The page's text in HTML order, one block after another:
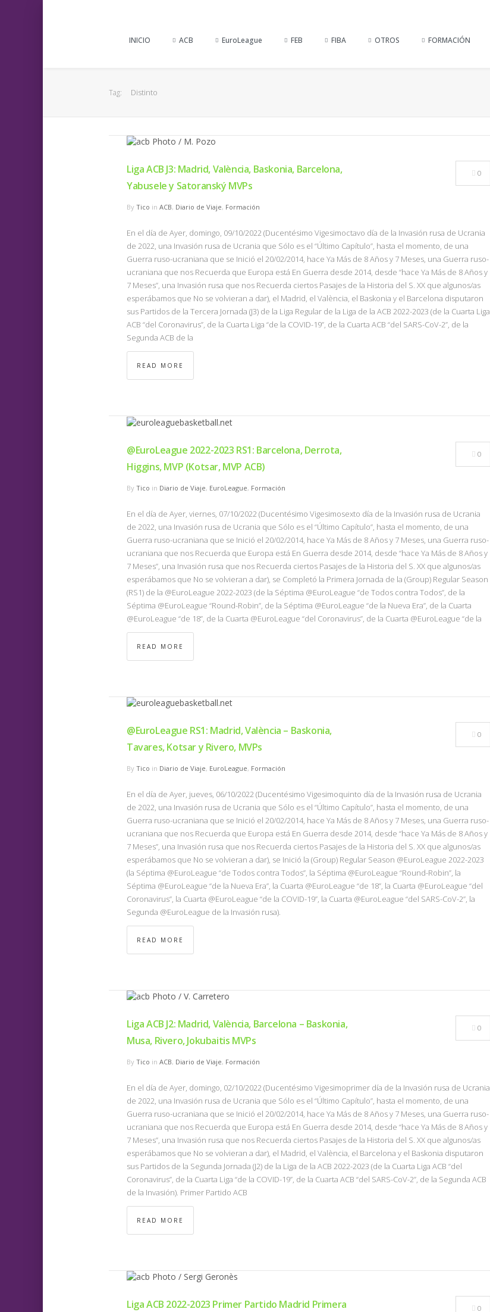
INICIO ACB EuroLeague FEB FIBA OTROS FORMACIÓN
Tag: Distinto
Liga ACB J3: Madrid, València, Baskonia, Barcelona,
Yabusele y Satoranský MVPs
By Tico in ACB, Diario de Viaje, Formación
0
En el día de Ayer, domingo, 09/10/2022 (Ducentésimo Vigesimoctavo día de la Invasión rusa de Ucrania
de 2022, una Invasión rusa de Ucrania que Sólo es el “Último Capítulo”, hasta el momento, de una
Guerra ruso-ucraniana que se Inició el 20/02/2014, hace Ya Más de 8 Años y 7 Meses, una Guerra ruso-
ucraniana que nos Recuerda que Europa está En Guerra desde 2014, desde “hace Ya Más de 8 Años y
7 Meses”, una Invasión rusa que nos Recuerda ciertos Pasajes de la Historia del S. XX que algunos/as
esperábamos que No se volvieran a dar), el Madrid, el València, el Baskonia y el Barcelona disputaron
sus Partidos de la Tercera Jornada (J3) de la Liga Regular de la Liga de la ACB 2022-2023 (de la Cuarta Liga
ACB “del Coronavirus”, de la Cuarta Liga “de la COVID-19”, de la Cuarta ACB “del SARS-CoV-2”, de la
Segunda ACB de la
READ MORE
@EuroLeague 2022-2023 RS1: Barcelona, Derrota,
Higgins, MVP (Kotsar, MVP ACB)
By Tico in Diario de Viaje, EuroLeague, Formación
0
En el día de Ayer, viernes, 07/10/2022 (Ducentésimo Vigesimosexto día de la Invasión rusa de Ucrania
de 2022, una Invasión rusa de Ucrania que Sólo es el “Último Capítulo”, hasta el momento, de una
Guerra ruso-ucraniana que se Inició el 20/02/2014, hace Ya Más de 8 Años y 7 Meses, una Guerra ruso-
ucraniana que nos Recuerda que Europa está En Guerra desde 2014, desde “hace Ya Más de 8 Años y
7 Meses”, una Invasión rusa que nos Recuerda ciertos Pasajes de la Historia del S. XX que algunos/as
esperábamos que No se volvieran a dar), se Completó la Primera Jornada de la (Group) Regular Season
(RS1) de la @EuroLeague 2022-2023 (de la Séptima @EuroLeague “de Todos contra Todos”, de la
Séptima @EuroLeague “Round-Robin”, de la Séptima @EuroLeague “de la Nueva Era”, de la Cuarta
@EuroLeague “de 18”, de la Cuarta @EuroLeague “del Coronavirus”, de la Cuarta @EuroLeague “de la
READ MORE
@EuroLeague RS1: Madrid, València – Baskonia,
Tavares, Kotsar y Rivero, MVPs
By Tico in Diario de Viaje, EuroLeague, Formación
0
En el día de Ayer, jueves, 06/10/2022 (Ducentésimo Vigesimoquinto día de la Invasión rusa de Ucrania
de 2022, una Invasión rusa de Ucrania que Sólo es el “Último Capítulo”, hasta el momento, de una
Guerra ruso-ucraniana que se Inició el 20/02/2014, hace Ya Más de 8 Años y 7 Meses, una Guerra ruso-
ucraniana que nos Recuerda que Europa está En Guerra desde 2014, desde “hace Ya Más de 8 Años y
7 Meses”, una Invasión rusa que nos Recuerda ciertos Pasajes de la Historia del S. XX que algunos/as
esperábamos que No se volvieran a dar), se Inició la (Group) Regular Season @EuroLeague 2022-2023
(la Séptima @EuroLeague “de Todos contra Todos”, la Séptima @EuroLeague “Round-Robin”, la
Séptima @EuroLeague “de la Nueva Era”, la Cuarta @EuroLeague “de 18”, la Cuarta @EuroLeague “del
Coronavirus”, la Cuarta @EuroLeague “de la COVID-19”, la Cuarta @EuroLeague “del SARS-CoV-2”, la
Segunda @EuroLeague de la Invasión rusa).
READ MORE
Liga ACB J2: Madrid, València, Barcelona – Baskonia,
Musa, Rivero, Jokubaitis MVPs
By Tico in ACB, Diario de Viaje, Formación
0
En el día de Ayer, domingo, 02/10/2022 (Ducentésimo Vigesimoprimer día de la Invasión rusa de Ucrania
de 2022, una Invasión rusa de Ucrania que Sólo es el “Último Capítulo”, hasta el momento, de una
Guerra ruso-ucraniana que se Inició el 20/02/2014, hace Ya Más de 8 Años y 7 Meses, una Guerra ruso-
ucraniana que nos Recuerda que Europa está En Guerra desde 2014, desde “hace Ya Más de 8 Años y
7 Meses”, una Invasión rusa que nos Recuerda ciertos Pasajes de la Historia del S. XX que algunos/as
esperábamos que No se volvieran a dar), el Madrid, el València, el Barcelona y el Baskonia disputaron
sus Partidos de la Segunda Jornada (J2) de la Liga de la ACB 2022-2023 (de la Cuarta Liga ACB “del
Coronavirus”, de la Cuarta Liga “de la COVID-19”, de la Cuarta ACB “del SARS-CoV-2”, de la Segunda ACB
de la Invasión). Primer Partido ACB
READ MORE
Liga ACB 2022-2023 Primer Partido Madrid Primera
0